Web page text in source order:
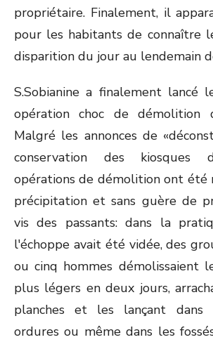
propriétaire. Finalement, il
pour les habitants de connaître
disparition du jour au lendemain
S.Sobianine a finalement lancé
opération choc de démolition
Malgré les annonces de
conservation des kiosques
opérations de démolition ont été
précipitation et sans guère de
vis des passants: dans la
l'échoppe avait été vidée, des
ou cinq hommes démolissaient
plus légers en deux jours,
planches et les lançant dans
ordures ou même dans les